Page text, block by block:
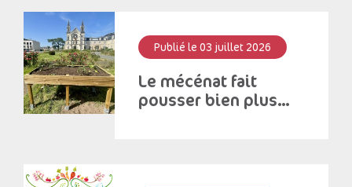
Publié le 03 juillet 2026
Le mécénat fait
pousser bien plus